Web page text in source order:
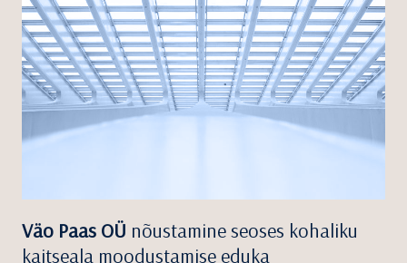
Väo Paas OÜ nõustamine seoses kohaliku
kaitseala moodustamise eduka